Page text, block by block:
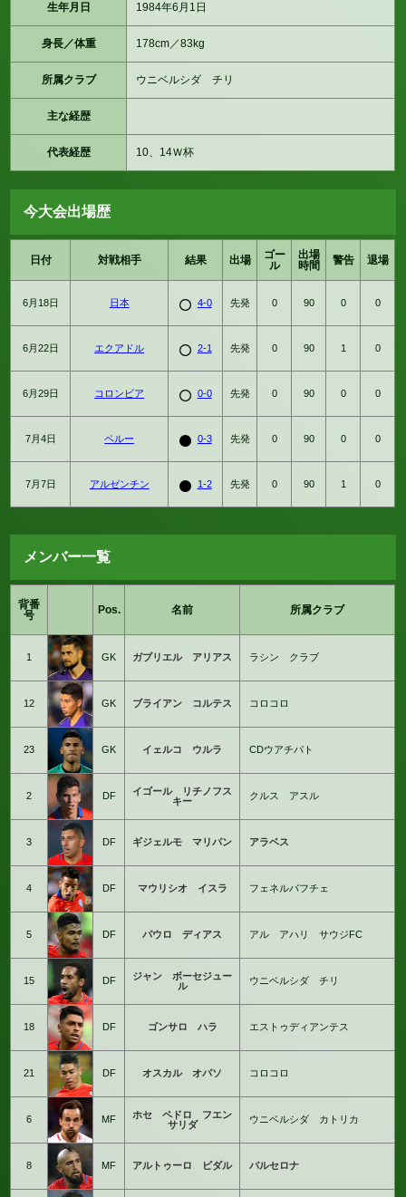
生年月日 1984年6月1日
身長／体重 178cm／83kg
所属クラブ ウニベルシダ チリ
主な経歴
代表経歴 10、14Ｗ杯
今大会出場歴
日付 対戦相手 結果 出場
ゴー
ル
出場
時間
警告 退場
6月18日 日本 4-0 先発 0 90 0 0
6月22日 エクアドル 2-1 先発 0 90 1 0
6月29日 コロンビア 0-0 先発 0 90 0 0
7月4日 ペルー 0-3 先発 0 90 0 0
7月7日 アルゼンチン 1-2 先発 0 90 1 0
メンバー一覧
背番
号
Pos. 名前 所属クラブ
1 GK ガブリエル アリアス ラシン クラブ
12 GK ブライアン コルテス コロコロ
23 GK イェルコ ウルラ CDウアチパト
2 DF
イゴール リチノフス
キー
クルス アスル
3 DF ギジェルモ マリパン アラベス
4 DF マウリシオ イスラ フェネルバフチェ
5 DF パウロ ディアス アル アハリ サウジFC
15 DF
ジャン ボーセジュー
ル
ウニベルシダ チリ
18 DF ゴンサロ ハラ エストゥディアンテス
21 DF オスカル オパソ コロコロ
6 MF
ホセ ペドロ フエン
サリダ
ウニベルシダ カトリカ
8 MF アルトゥーロ ビダル バルセロナ